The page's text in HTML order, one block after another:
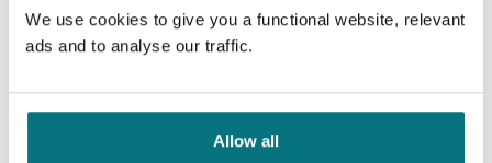
We use cookies to give you a functional website, relevant
ads and to analyse our traffic.
Allow all
Nova-gruppen /Arne Dahl
Pris 229,–
Kjøp